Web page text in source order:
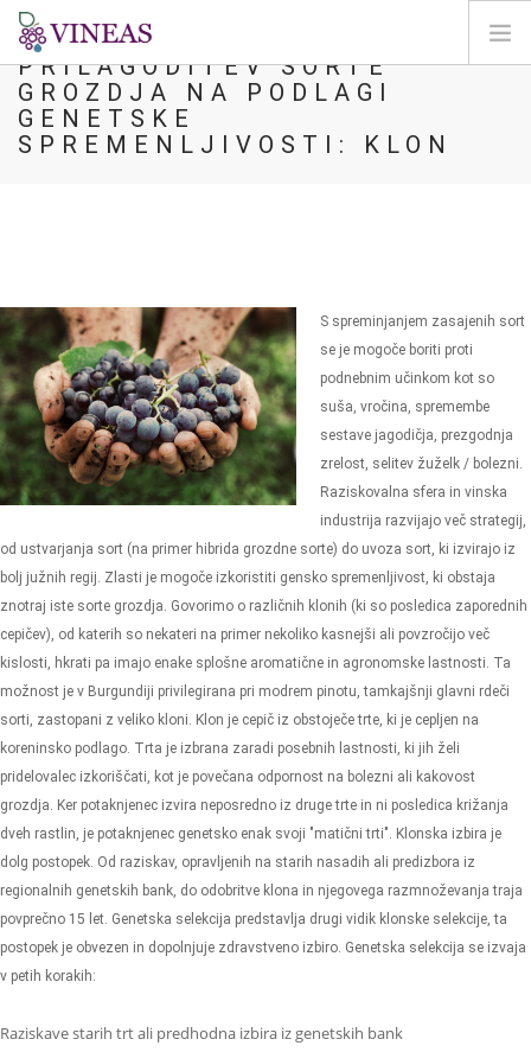
DOMOV
O VINEAS
REGISTRACIJA
PRILAGODITEV SORTE
GROZDJA NA PODLAGI
GENETSKE
SPREMENLJIVOSTI: KLON
S spreminjanjem zasajenih sort
se je mogoče boriti proti
podnebnim učinkom kot so
suša, vročina, spremembe
sestave jagodičja, prezgodnja
zrelost, selitev žuželk / bolezni.
Raziskovalna sfera in vinska
industrija razvijajo več strategij,
od ustvarjanja sort (na primer hibrida grozdne sorte) do uvoza sort, ki izvirajo iz
bolj južnih regij. Zlasti je mogoče izkoristiti gensko spremenljivost, ki obstaja
znotraj iste sorte grozdja. Govorimo o različnih klonih (ki so posledica zaporednih
cepičev), od katerih so nekateri na primer nekoliko kasnejši ali povzročijo več
kislosti, hkrati pa imajo enake splošne aromatične in agronomske lastnosti. Ta
možnost je v Burgundiji privilegirana pri modrem pinotu, tamkajšnji glavni rdeči
sorti, zastopani z veliko kloni. Klon je cepič iz obstoječe trte, ki je cepljen na
koreninsko podlago. Trta je izbrana zaradi posebnih lastnosti, ki jih želi
pridelovalec izkoriščati, kot je povečana odpornost na bolezni ali kakovost
grozdja. Ker potaknjenec izvira neposredno iz druge trte in ni posledica križanja
dveh rastlin, je potaknjenec genetsko enak svoji "matični trti". Klonska izbira je
dolg postopek. Od raziskav, opravljenih na starih nasadih ali predizbora iz
regionalnih genetskih bank, do odobritve klona in njegovega razmnoževanja traja
povprečno 15 let. Genetska selekcija predstavlja drugi vidik klonske selekcije, ta
postopek je obvezen in dopolnjuje zdravstveno izbiro. Genetska selekcija se izvaja
v petih korakih:
Raziskave starih trt ali predhodna izbira iz genetskih bank